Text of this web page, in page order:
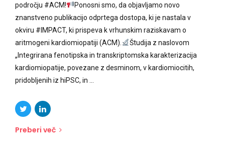
področju #ACM!
Ponosni smo, da objavljamo novo
znanstveno publikacijo odprtega dostopa, ki je nastala v
okviru #IMPACT, ki prispeva k vrhunskim raziskavam o
aritmogeni kardiomiopatiji (ACM).
Študija z naslovom
„Integrirana fenotipska in transkriptomska karakterizacija
kardiomiopatije, povezane z desminom, v kardiomiocitih,
pridobljenih iz hiPSC, in ...
Preberi več